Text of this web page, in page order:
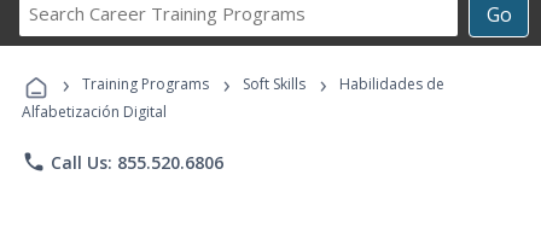
Go
Career
Programs
› Training Programs › Soft Skills ›
Habilidades de
Alfabetización Digital
phone Call Us: 855.520.6806